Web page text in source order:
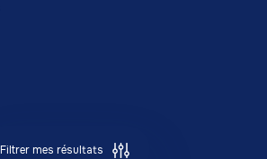
Filtrer mes résultats